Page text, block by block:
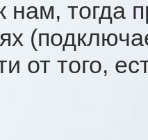
нам, тогда
от того,